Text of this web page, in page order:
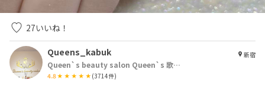
27いいね！
Queens_kabuk
Queen`s beauty salon Queen`s 歌舞伎町店
4.8 (3714件)
新宿